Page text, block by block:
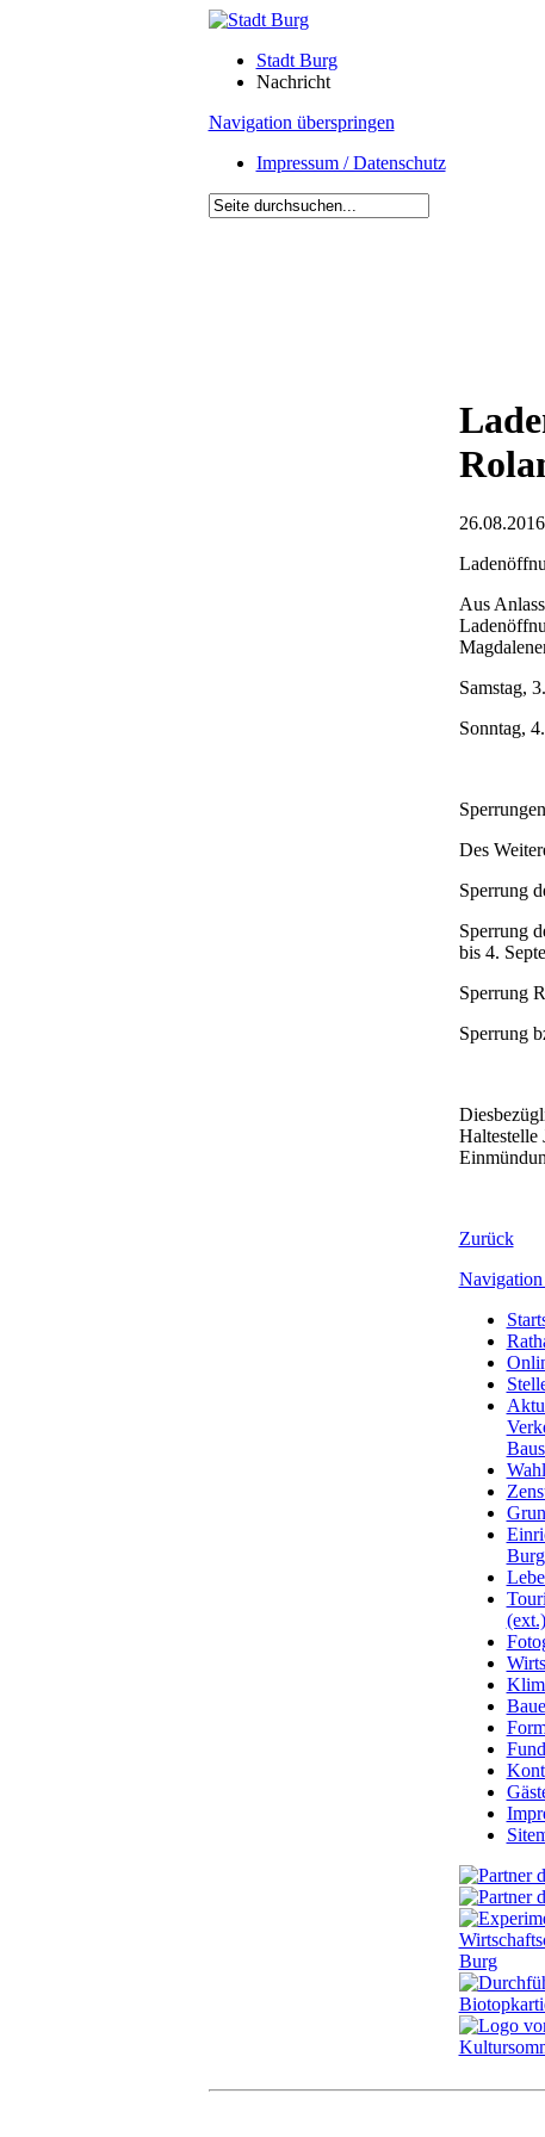
Stadt Burg
Nachricht
Navigation überspringen
Impressum / Datenschutz
Aus
Samstag,
Sonntag,
Sperrungen
Des
Sperrung
Sperrung
bis 4.
Sperrung
Sperrung
Haltestelle
Zurück
Navigation
Burg
(ext.)